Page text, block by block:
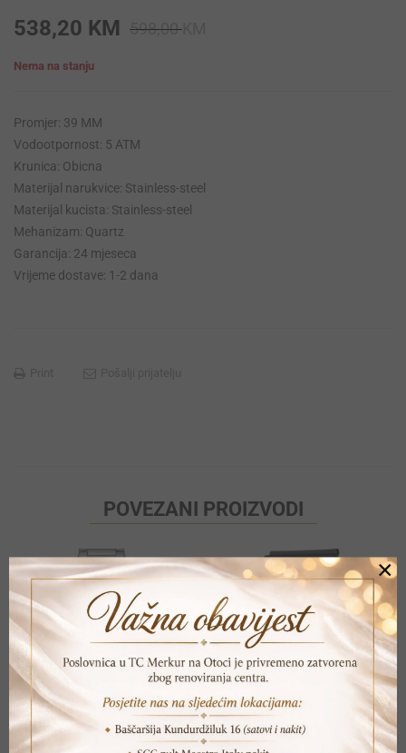
598,00
538,20 KM
Nema na stanju
Promjer: 39 MM
Vodootpornost: 5 ATM
Krunica: Obicna
Materijal narukvice: Stainless-steel
Materijal kucista: Stainless-steel
Mehanizam: Quartz
Garancija: 24 mjeseca
Vrijeme dostave: 1-2 dana
POVEZANI PROIZVODI
×